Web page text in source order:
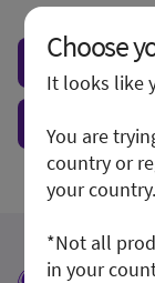
Visit local site
Show form
Choose
It looks like
You are
country or
your country.
*Not all
in your